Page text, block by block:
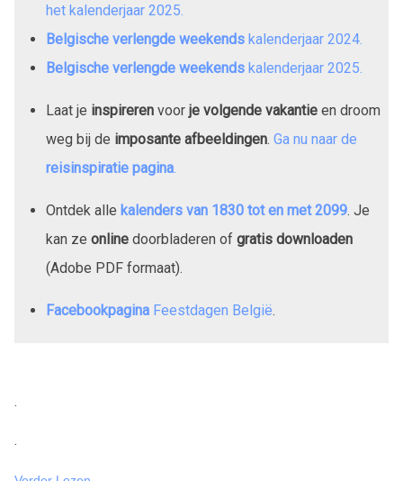
het kalenderjaar 2025
Belgische verlengde weekends kalenderjaar 2024
Belgische verlengde weekends kalenderjaar 2025
Laat je inspireren voor je volgende vakantie en droom
weg bij de imposante afbeeldingen. Ga nu naar de
reisinspiratie pagina
Ontdek alle kalenders van 1830 tot en met2099. Je
kan ze online doorbladeren of gratis downloaden
(Adobe PDF formaat).
Facebookpagina Feestdagen België.
.
.